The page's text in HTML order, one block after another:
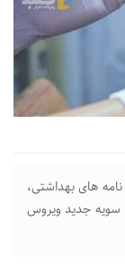
های بهداشتی،
سویه جدید ویروس